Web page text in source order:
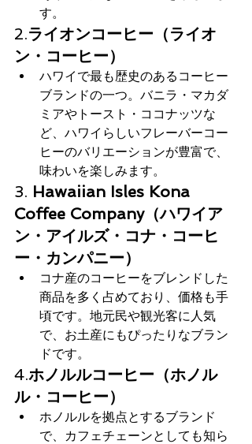
す。
2.ライオンコーヒー（ライオ
ン・コーヒー）
ハワイで最も歴史のあるコーヒー
ブランドの一つ。バニラ・マカダ
ミアやトースト・ココナッツな
ど、ハワイらしいフレーバーコー
ヒーのバリエーションが豊富で、
味わいを楽しみます。
3. Hawaiian Isles Kona
Coffee Company（ハワイア
ン・アイルズ・コナ・コーヒ
ー・カンパニー）
コナ産のコーヒーをブレンドした
商品を多く占めており、価格も手
頃です。地元民や観光客に人気
で、お土産にもぴったりなブラン
ドです。
4.ホノルルコーヒー（ホノル
ル・コーヒー）
ホノルルを拠点とするブランド
で、カフェチェーンとしても知ら